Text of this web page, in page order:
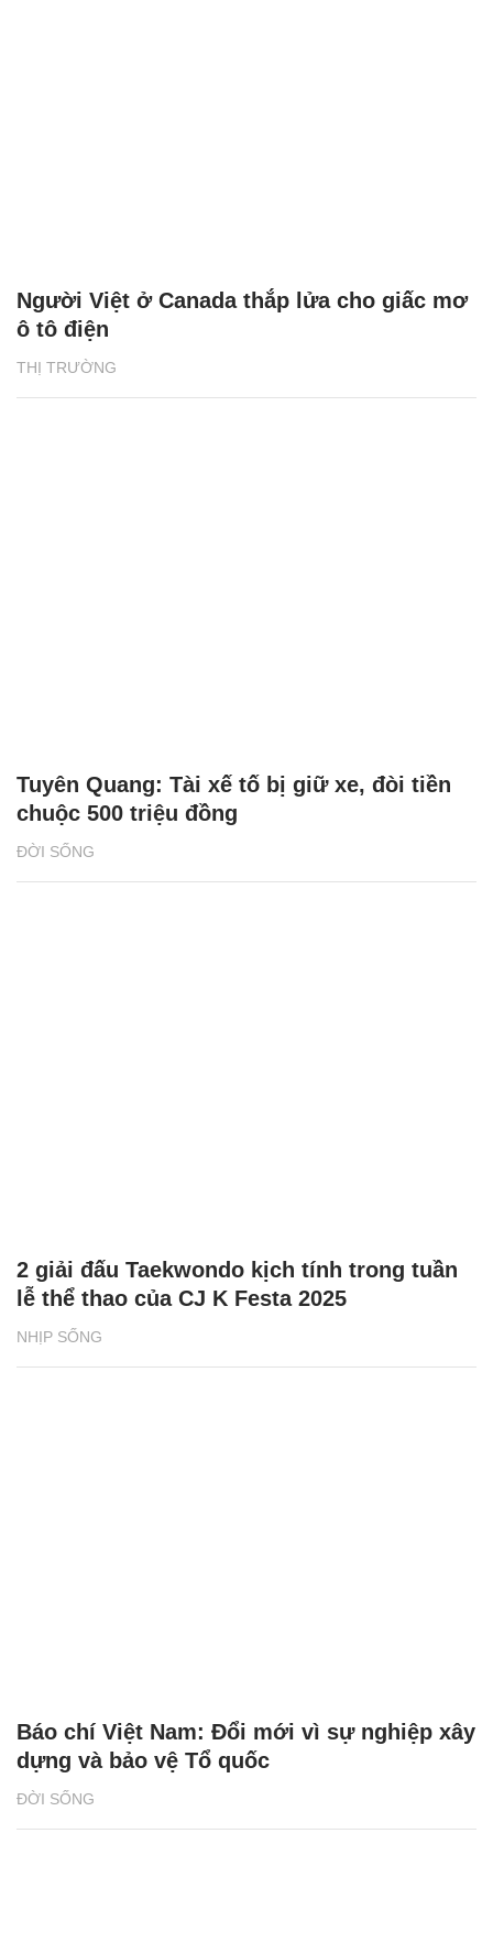
THỊ TRƯỜNG
Người Việt ở Canada thắp lửa cho giấc mơ
ô tô điện
ĐỜI SỐNG
Tuyên Quang: Tài xế tố bị giữ xe, đòi tiền
chuộc 500 triệu đồng
NHỊP SỐNG
2 giải đấu Taekwondo kịch tính trong tuần
lễ thể thao của CJ K Festa 2025
ĐỜI SỐNG
Báo chí Việt Nam: Đổi mới vì sự nghiệp xây
dựng và bảo vệ Tổ quốc